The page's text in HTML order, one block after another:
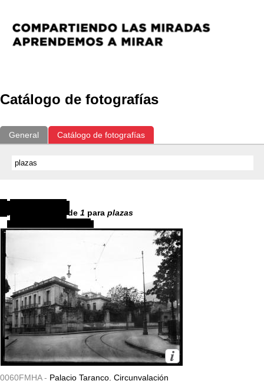
Catálogo de fotografías
General Catálogo de fotografías
de 1 para plazas
0060FMHA - Palacio Taranco. Circunvalación